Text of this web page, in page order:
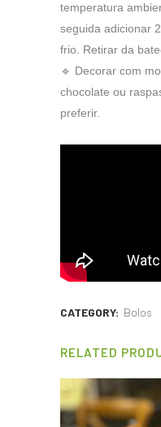
temperatura
seguida adicionar
frio. Retirar da
🔹 Decorar com
chocolate ou
preferir.
CATEGORY: Bolos
RELATED